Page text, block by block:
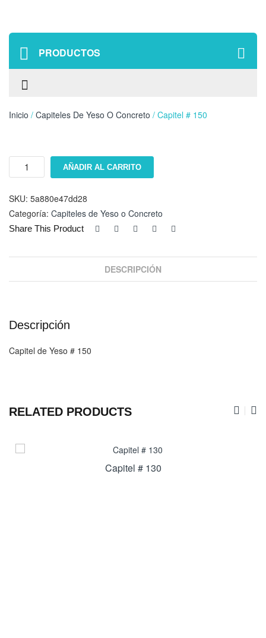
PRODUCTOS
Inicio / Capiteles De Yeso O Concreto / Capitel # 150
Capitel
cantidad
AÑADIR AL CARRITO
SKU: 5a880e47dd28
Categoría: Capiteles de Yeso o Concreto
Share This Product
DESCRIPCIÓN
Descripción
Capitel de Yeso # 150
RELATED PRODUCTS
Capitel # 130